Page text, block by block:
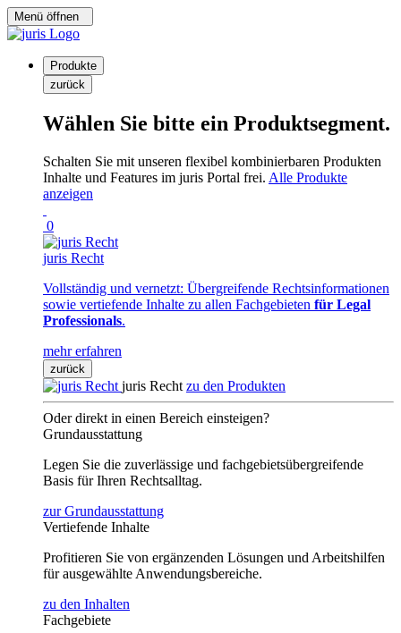
Menü öffnen
Produkte
zurück
Wählen Sie bitte ein Produktsegment.
Schalten Sie mit unseren flexibel kombinierbaren Produkten
Inhalte und Features im juris Portal frei. Alle Produkte
anzeigen
0
juris Recht
Vollständig und vernetzt: Übergreifende Rechtsinformationen
sowie vertiefende Inhalte zu allen Fachgebieten für Legal
Professionals.
mehr erfahren
zurück
juris Recht zu den Produkten
Oder direkt in einen Bereich einsteigen?
Grundausstattung
Legen Sie die zuverlässige und fachgebietsübergreifende
Basis für Ihren Rechtsalltag.
zur Grundausstattung
Vertiefende Inhalte
Profitieren Sie von ergänzenden Lösungen und Arbeitshilfen
für ausgewählte Anwendungsbereiche.
zu den Inhalten
Fachgebiete